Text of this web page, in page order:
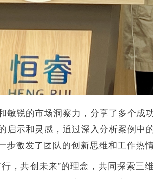
敏锐的市场洞察力，分享了多个
示和灵感，通过深入分析案例
激发了团队的创新思维和工作热情
，共创未来”的理念，共同探索三